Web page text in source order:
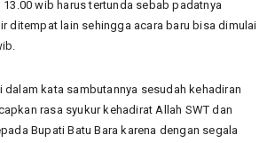
wib harus tertunda sebab padatnya
ditempat lain sehingga acara baru bisa dimulai
dalam kata sambutannya sesudah kehadiran
rasa syukur kehadirat Allah SWT dan
Bupati Batu Bara karena dengan segala